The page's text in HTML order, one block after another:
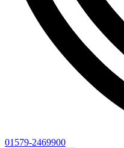
01579-2469900